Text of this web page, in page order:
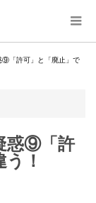
⑨「許可」と「廃止」で
惑⑨「許
！